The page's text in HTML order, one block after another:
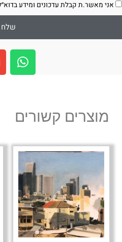
אני מאשר.ת קבלת עדכונים ומידע בדוא״ל
שלח
W
h
a
a
p
מוצרים קשורים